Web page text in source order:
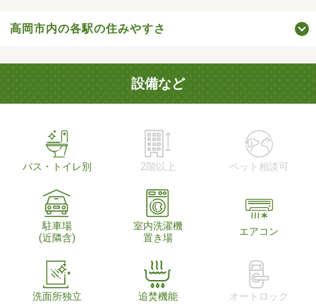
高岡市内の各駅の住みやすさ
設備など
バス・トイレ別 2階以上 ペット相談可
駐車場
(近隣含)
室内洗濯機
置き場
エアコン
洗面所独立 追焚機能 オートロック